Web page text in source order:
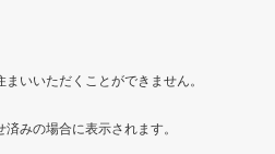
いいただくことができません。
みの場合に表示されます。